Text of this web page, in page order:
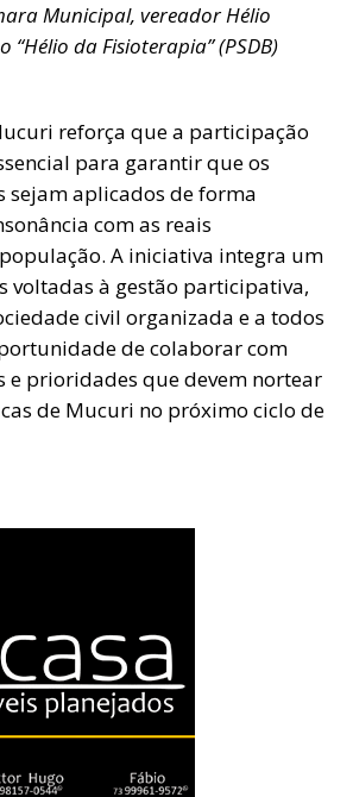
Municipal, vereador Hélio
“Hélio da Fisioterapia” (PSDB)
reforça que a participação
para garantir que os
sejam aplicados de forma
com as reais
A iniciativa integra um
voltadas à gestão participativa,
civil organizada e a todos
de colaborar com
e prioridades que devem nortear
de Mucuri no próximo ciclo de